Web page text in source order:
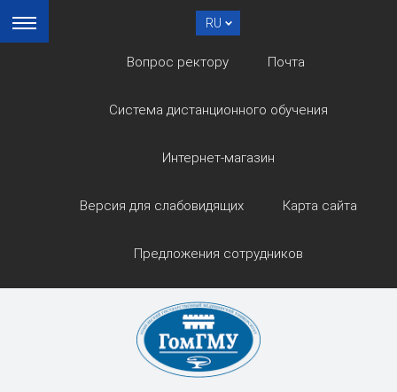
RU
Вопрос ректору Почта
Система дистанционного обучения
Интернет-магазин
Версия для слабовидящих Карта сайта
Предложения сотрудников